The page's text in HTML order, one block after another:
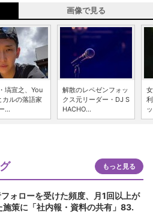
画像で見る
塙宣之、You
カルの落語家
...
解散のレペゼンフォッ
クス元リーダー・DJ S
HACHO...
もっと見る
ォローを受けた頻度、月1回以上が
策に「社内報・資料の共有」83.